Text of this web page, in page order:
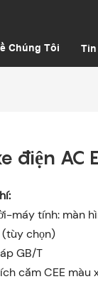
Chúng Tôi
điện AC
máy tính: màn
chọn)
GB/T
cắm CEE màu